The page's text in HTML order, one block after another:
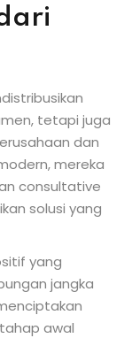
tetapi juga
dan
mereka
consultative
solusi yang
yang
jangka
awal